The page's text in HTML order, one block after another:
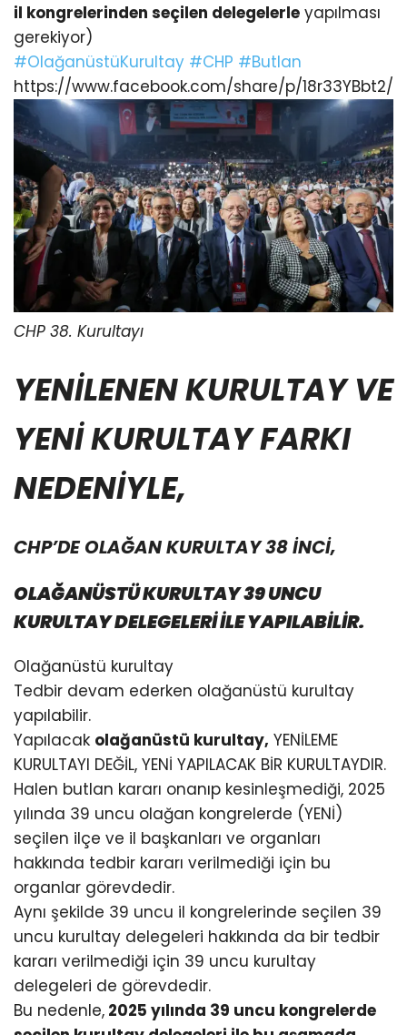
il kongrelerinden seçilen delegelerle yapılması
gerekiyor)
#OlağanüstüKurultay #CHP #Butlan
https://www.facebook.com/share/p/18r33YBbt2/
CHP 38. Kurultayı
YENİLENEN KURULTAY VE
YENİ KURULTAY FARKI
NEDENİYLE,
CHP’DE OLAĞAN KURULTAY 38 İNCİ,
OLAĞANÜSTÜ KURULTAY 39 UNCU
KURULTAY DELEGELERİ İLE YAPILABİLİR.
Olağanüstü kurultay
Tedbir devam ederken olağanüstü kurultay
yapılabilir.
Yapılacak olağanüstü kurultay, YENİLEME
KURULTAYI DEĞİL, YENİ YAPILACAK BİR KURULTAYDIR.
Halen butlan kararı onanıp kesinleşmediği, 2025
yılında 39 uncu olağan kongrelerde (YENİ)
seçilen ilçe ve il başkanları ve organları
hakkında tedbir kararı verilmediği için bu
organlar görevdedir.
Aynı şekilde 39 uncu il kongrelerinde seçilen 39
uncu kurultay delegeleri hakkında da bir tedbir
kararı verilmediği için 39 uncu kurultay
delegeleri de görevdedir.
Bu nedenle, 2025 yılında 39 uncu kongrelerde